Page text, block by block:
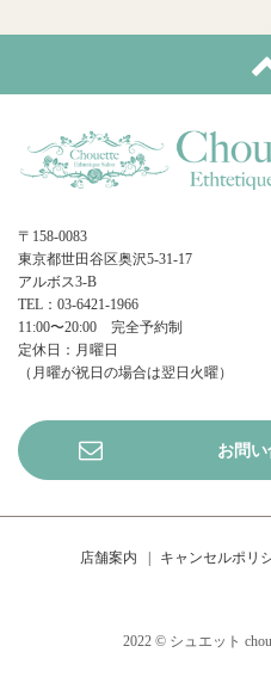
〒158-0083
東京都世田谷区奥沢5-31-17
アルボス3-B
TEL：03-6421-1966
11:00〜20:00 完全予約制
定休日：月曜日
（月曜が祝日の場合は翌日火曜）
お問
店舗案内 キャンセルポリ
2022 © シュエット